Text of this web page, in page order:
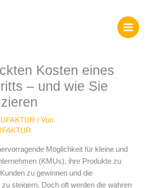
Kosten eines
– und wie Sie
/ Von
Möglichkeit für kleine und
(KMUs), ihre Produkte zu
zu gewinnen und die
steigern. Doch oft werden die wahren